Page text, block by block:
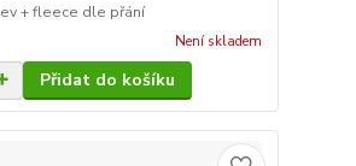
+ fleece dle přání
Není skladem
Přidat do košíku